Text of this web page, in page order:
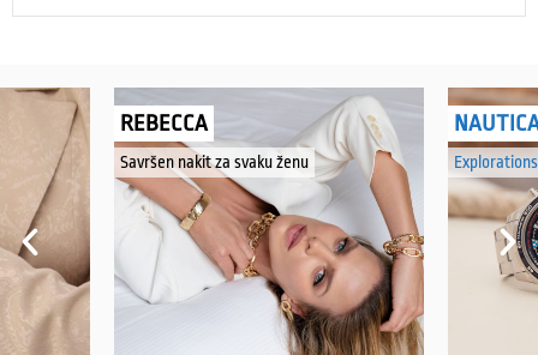
REBECCA
Savršen nakit za svaku ženu